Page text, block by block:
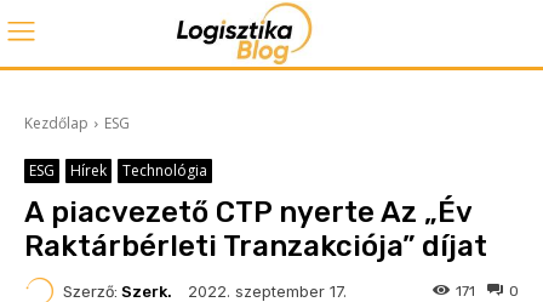
Kezdőlap ESG
ESG Hírek Technológia
A piacvezető CTP nyerte Az „Év
Raktárbérleti Tranzakciója” díjat
Szerző: Szerk. 2022. szeptember 17. 0
171